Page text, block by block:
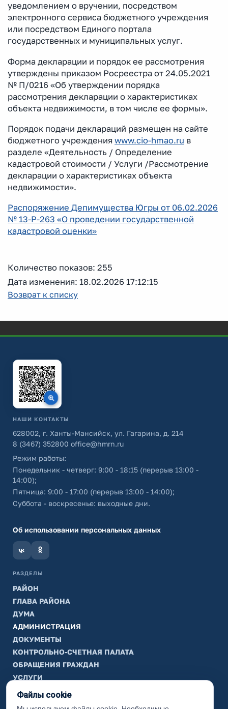
уведомлением о вручении, посредством
электронного сервиса бюджетного учреждения
или посредством Единого портала
государственных и муниципальных услуг.
Форма декларации и порядок ее рассмотрения
утверждены приказом Росреестра от 24.05.2021
№ П/0216 «Об утверждении порядка
рассмотрения декларации о характеристиках
объекта недвижимости, в том числе ее формы».
Порядок подачи деклараций размещен на сайте
бюджетного учреждения www.cio-hmao.ru в
разделе «Деятельность / Определение
кадастровой стоимости / Услуги /Рассмотрение
декларации о характеристиках объекта
недвижимости».
Распоряжение Депимущества Югры от 06.02.2026
№ 13-Р-263 «О проведении государственной
кадастровой оценки»
Количество показов: 255
Дата изменения: 18.02.2026 17:12:15
Возврат к списку
НАШИ КОНТАКТЫ
628002, г. Ханты-Мансийск, ул. Гагарина, д. 214
8 (3467) 352800 office@hmrn.ru
Режим работы:
Понедельник - четверг: 9:00 - 18:15 (перерыв 13:00 -
14:00);
Пятница: 9:00 - 17:00 (перерыв 13:00 - 14:00);
Суббота - воскресенье: выходные дни.
Об использовании персональных данных
РАЗДЕЛЫ
РАЙОН
ГЛАВА РАЙОНА
ДУМА
АДМИНИСТРАЦИЯ
ДОКУМЕНТЫ
КОНТРОЛЬНО-СЧЕТНАЯ ПАЛАТА
ОБРАЩЕНИЯ ГРАЖДАН
УСЛУГИ
ТИК
Файлы cookie